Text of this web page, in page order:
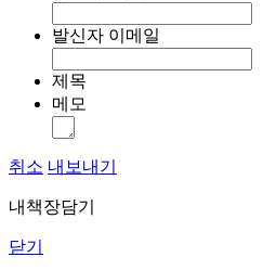
발신자 이메일
제목
메모
취소 내보내기
내책장담기
닫기